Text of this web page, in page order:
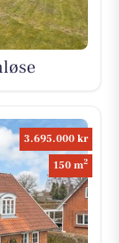
3.695.000 kr
150 m2